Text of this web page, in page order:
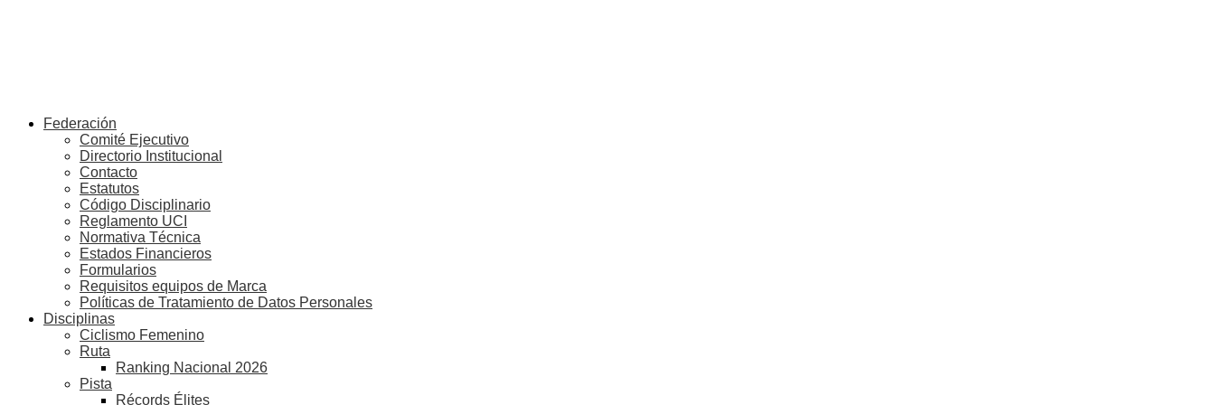
Federación
Comité Ejecutivo
Directorio Institucional
Contacto
Estatutos
Código Disciplinario
Reglamento UCI
Normativa Técnica
Estados Financieros
Formularios
Requisitos equipos de Marca
Políticas de Tratamiento de Datos Personales
Disciplinas
Ciclismo Femenino
Ruta
Ranking Nacional 2026
Pista
Récords Élites